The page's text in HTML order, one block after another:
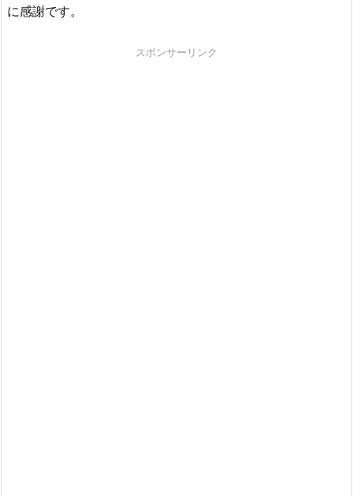
に感謝です。
スポンサーリンク